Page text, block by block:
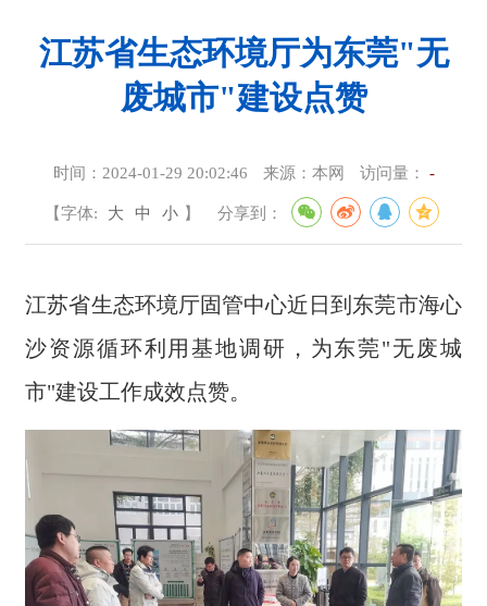
江苏省生态环境厅为东莞"无
废城市"建设点赞
时间： 2024-01-29 20:02:46 来源： 本网 访问量： -
【字体: 大 中 小 】 分享到：
江苏省生态环境厅固管中心近日到东莞市海心
沙资源循环利用基地调研，为东莞"无废城
市"建设工作成效点赞。